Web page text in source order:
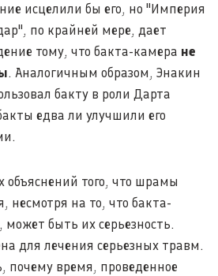
исцелили бы его, но "Империя
по крайней мере, дает
тому, что бакта-камера не
. Аналогичным образом, Энакин
бакту в роли Дарта
едва ли улучшили его
того, что шрамы
несмотря на то, что бакта-
может быть их серьезность.
для лечения серьезных травм.
почему время, проведенное